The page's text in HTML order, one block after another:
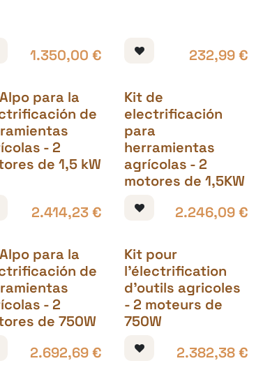
1.350,00 € 232,99€
para la
de
- 2
de 1,5 kW
2.414,23€
Kit de
electrificación
para
herramientas
agrícolas - 2
motores de 1,5KW
2.246,09€
para la
de
- 2
de 750W
2.692,69€
Kit pour
l'électrification
d'outils agricoles
- 2 moteurs de
750W
2.382,38€